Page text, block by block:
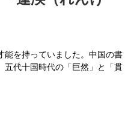
を持っていました。中国の書
代十国時代の「巨然」と「貫